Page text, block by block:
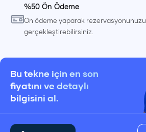
%50 Ön Ödeme
Ön ödeme yaparak rezervasyonunuzu
gerçekleştirebilirsiniz.
Bu tekne için en son
fiyatını ve detaylı
bilgisini al.